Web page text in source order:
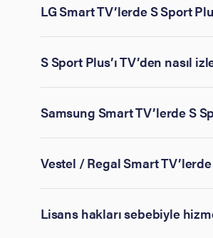
LG Smart TV’lerde S Sport
S Sport Plus’ı TV’den nasıl
Samsung Smart TV’lerde S
Vestel / Regal Smart
Lisans hakları sebebiyle